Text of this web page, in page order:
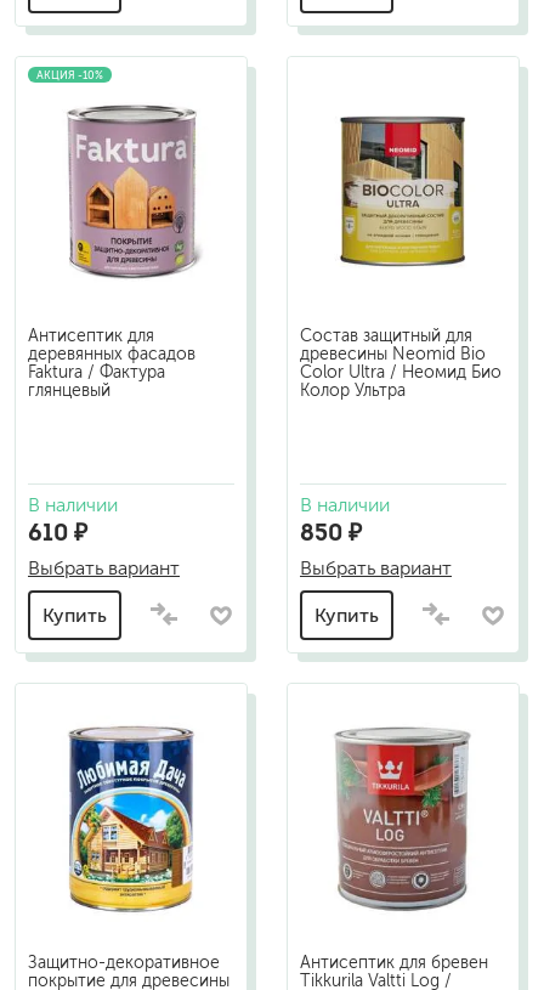
АКЦИЯ -10%
Антисептик для
деревянных фасадов
Faktura / Фактура
глянцевый
В наличии
610 ₽
Выбрать вариант
Купить
Состав защитный для
древесины Neomid Bio
Color Ultra / Неомид Био
Колор Ультра
В наличии
850 ₽
Выбрать вариант
Купить
Защитно-декоративное
покрытие для древесины
Антисептик для бревен
Tikkurila Valtti Log /